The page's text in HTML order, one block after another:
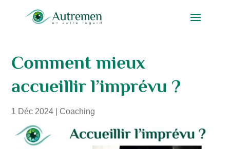
Comment mieux
accueillir l’imprévu ?
1 Déc 2024 Coaching